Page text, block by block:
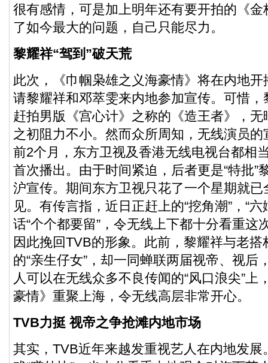
很有感情，可是加上明年还有要开拍的《
了如今最大的问题，自己只能尽力。
黎耀祥“驾到”破天荒
此次，《巾帼枭雄之义海豪情》将在内地
请黎耀祥和邓萃雯来内地参加宣传。可惜
赶拍男版《宫心计》之称的《造王者》，
之初阻力不小。然而众所周知，无线演员
前2个月，东方卫视及香港无线电视台都相
首次播出。由于时间紧迫，后者更是“特批”
沪宣传。期间东方卫视只花了一个星期就
见。有传言指，近日正赶上的“挖角潮”，“
话“个个都要留”，令无线上下都十分看重这
因此挽回TVB的形象。此前，黎耀祥与老
的“亲生仔女”，却一同蝉联两届视帝、视后
人可以在无线众多不良传闻的“风口浪尖”上
豪情》重聚上海，令无线高层非常开心。
TVB力挺 视帝之争抢滩内地市场
其实，TVB近年来越发重视艺人在内地发展